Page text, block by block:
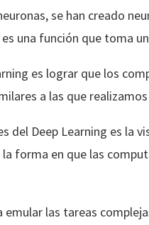
se han creado
una función que toma
es lograr que los
a las que
del Deep Learning es
forma en que las
las tareas